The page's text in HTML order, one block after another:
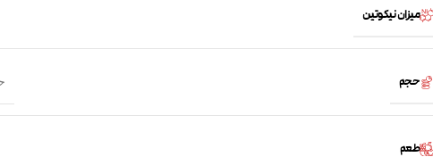
میزان نیکوتین
حجم
طعم